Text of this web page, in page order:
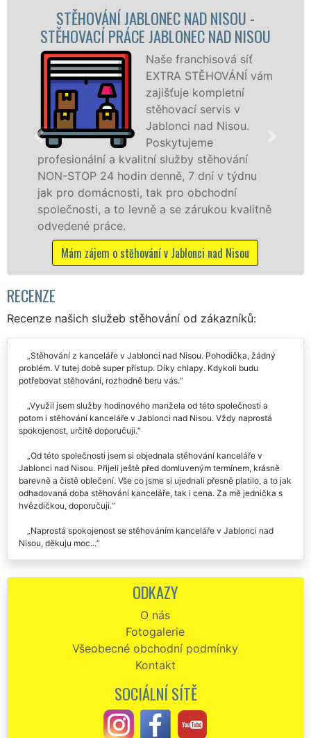
NAD NISOU -
NAD NISOU
síť
STĚHOVÁNÍ vám
kompletní
servis v
nad Nisou.
stěhování
7 dní v týdnu
obchodní
zárukou kvalitně
nad Nisou
STĚHOVACÍ SLUŽBA
NISOU - STĚHOVACÍ
NAD NISOU
technikou. Tyto služby
domácnostem i firmám v
Jablonec nad Nisou se
Nabízíme stěhovací služby
včetně víkendů a svátků
RECENZE
Recenze našich služeb stěhování od zákazníků:
problém. V tutej době super přístup. Díky chlapy. Kdykoli budu
potřebovat stěhování, rozhodně beru vás.
potom i stěhování kanceláře v Jablonci nad Nisou. Vždy naprostá
spokojenost, určitě doporučuji.
Od této společnosti jsem si objednala stěhování kanceláře v
Jablonci nad Nisou. Přijeli ještě před domluveným termínem, krásně
odhadovaná doba stěhování kanceláře, tak i cena. Za mě jednička s
hvězdičkou, doporučuji.
Nisou, děkuju moc...
našich kanceláří v Jablonci nad Nisou a byli jsme maximálně
spokojeni. Moc děkujeme stěhovákům za ochotu a trpělivost.
Jsem opravdu velmi spokojen. Stěhování kanceláře v Jablonci nad
Nisou proběhlo v pořádku a bez jediného problému.
Stěhování kanceláří z Jablonce nad Nisou do Hradce Králové.
Výborná komunikace, naprosto precizní a ochotní stěhováci. Veškerý
stěhovaný nábytek rozebrali, obalili a na místě zase vše smontovali.
Velkým překvapením a plusem pro tuto společnost byl potom fakt, že
ODKAZY
O nás
Fotogalerie
Všeobecné obchodní podmínky
Kontakt
SOCIÁLNÍ SÍTĚ